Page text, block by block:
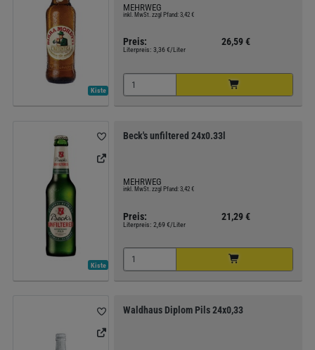
Kiste
MEHRWEG
inkl. MwSt. zzgl Pfand: 3,42 €
Preis: 26,59 €
Literpreis: 3,36 €/Liter
Kiste
Beck's unfiltered 24x0.33l
MEHRWEG
inkl. MwSt. zzgl Pfand: 3,42 €
Preis: 21,29 €
Literpreis: 2,69 €/Liter
Waldhaus Diplom Pils 24x0,33